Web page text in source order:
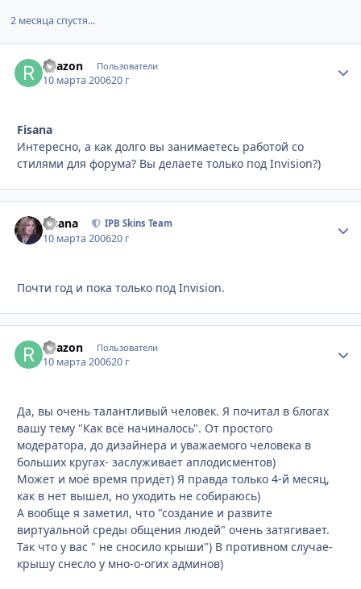
2 месяца спустя...
Reazon Пользователи
10 марта 200620 г
Fisana
Интересно, а как долго вы занимаетесь работой со
стилями для форума? Вы делаете только под Invision?)
Fisana IPB Skins Team
10 марта 200620 г
Почти год и пока только под Invision.
Reazon Пользователи
10 марта 200620 г
Да, вы очень талантливый человек. Я почитал в блогах
вашу тему "Как всё начиналось". От простого
модератора, до дизайнера и уважаемого человека в
больших кругах- заслуживает аплодисментов)
Может и моё время придёт) Я правда только 4-й месяц,
как в нет вышел, но уходить не собираюсь)
А вообще я заметил, что "создание и развите
виртуальной среды общения людей" очень затягивает.
Так что у вас " не сносило крыши") В противном случае-
крышу снесло у мно-о-огих админов)